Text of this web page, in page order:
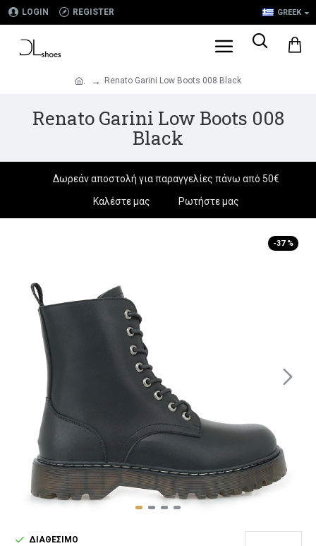
LOGIN REGISTER GREEK
. Renato Garini Low Boots 008 Black
Renato Garini Low Boots 008
Black
Δωρεάν αποστολή για παραγγελίες πάνω από 50€
Καλέστε μας
Ρωτήστε μας
-37 %
ΔΙΑΘΈΣΙΜΟ